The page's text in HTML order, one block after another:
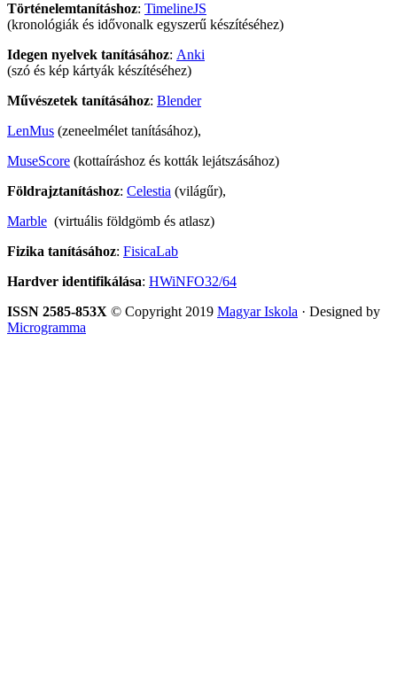
Történelemtanításhoz: TimelineJS
(kronológiák és idővonalk egyszerű készítéséhez)
Idegen nyelvek tanításához: Anki
(szó és kép kártyák készítéséhez)
Művészetek tanításához: Blender
LenMus (zeneelmélet tanításához),
MuseScore (kottaíráshoz és kották lejátszásához)
Földrajztanításhoz: Celestia (világűr),
Marble (virtuális földgömb és atlasz)
Fizika tanításához: FisicaLab
Hardver identifikálása: HWiNFO32/64
ISSN 2585-853X © Copyright 2019 Magyar Iskola · Designed by
Microgramma